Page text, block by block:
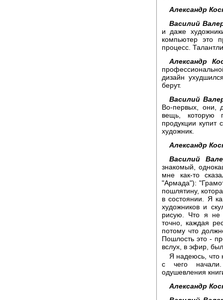
Александр
Василий
и даже
компьютер это
процесс.
Александр
дизайн
берут.
Василий
Во-первых, они,
вещь, которую
продукции купит
художник.
Александр
Василий
знакомый,
мне как-то
"Армада"):
пошлятину,
в состоянии. Я
художников и
рисую. Что я не
точно, каждая
потому что
Пошлость это -
вслух, в эфир,
Я надеюсь, что
с чего начали.
одушевления
Александр